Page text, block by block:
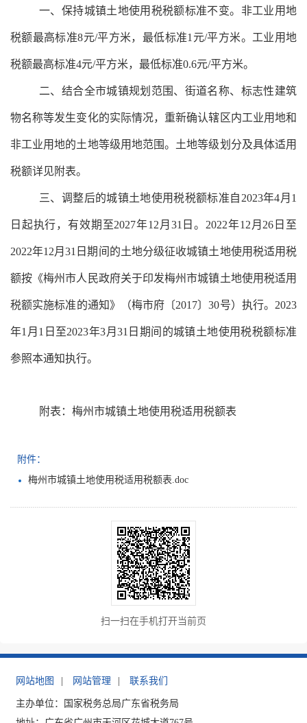
一、保持城镇土地使用税税额标准不变。非工业用地
税额最高标准8元/平方米，最低标准1元/平方米。工业用地
税额最高标准4元/平方米，最低标准0.6元/平方米。
二、结合全市城镇规划范围、街道名称、标志性建筑
物名称等发生变化的实际情况，重新确认辖区内工业用地和
非工业用地的土地等级用地范围。土地等级划分及具体适用
税额详见附表。
三、调整后的城镇土地使用税税额标准自 2023年4月1
日起执行，有效期至2027年12月31日。2022年12月26日至
2022年12月31日期间的土地分级征收城镇土地使用税适用税
额按《梅州市人民政府关于印发梅州市城镇土地使用税适用
税额实施标准的通知》（梅市府〔2017〕30号）执行。2023
年1月1日至2023年3月31日期间的城镇土地使用税税额标准
参照本通知执行。
附表 ：梅州市城镇土地使用税适用税额表
附件：
梅州市城镇土地使用税适用税额表.doc
扫一扫在手机打开当前页
网站地图 | 网站管理 | 联系我们
主办单位：国家税务总局广东省税务局